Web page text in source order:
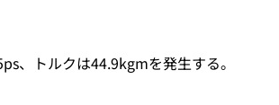
、トルクは44.9kgmを発生する。